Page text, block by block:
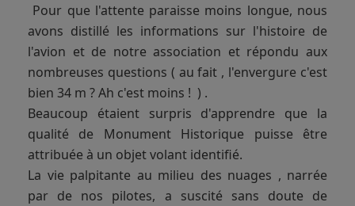
Pour que l'attente paraisse moins longue, nous
avons distillé les informations sur l'histoire de
l'avion et de notre association et répondu aux
nombreuses questions ( au fait , l'envergure c'est
bien 34 m ? Ah c'est moins ! ) .
Beaucoup étaient surpris d'apprendre que la
qualité de Monument Historique puisse être
attribuée à un objet volant identifié.
La vie palpitante au milieu des nuages , narrée
par de nos pilotes, a suscité sans doute de